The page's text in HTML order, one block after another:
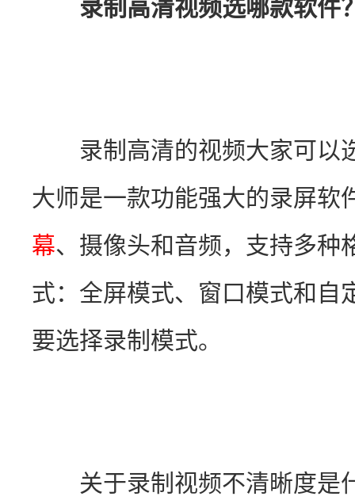
录制高清视频选哪款软件
录制高清的视频大家可以
大师是一款功能强大的录屏软
幕、摄像头和音频，支持多种
式：全屏模式、窗口模式和自
要选择录制模式。
关于录制视频不清晰度是